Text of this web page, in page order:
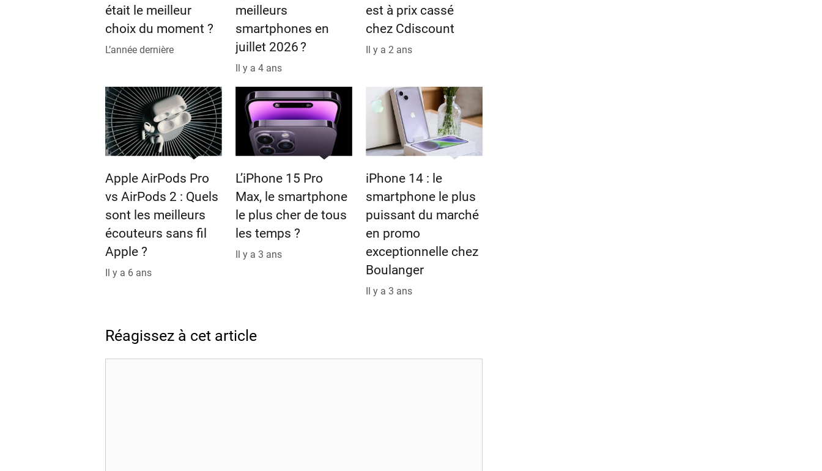
était le meilleur
choix du moment ?
L’année dernière
meilleurs
smartphones en
juillet 2026 ?
Il y a 4 ans
est à prix cassé
chez Cdiscount
Il y a 2 ans
Apple AirPods Pro
vs AirPods 2 : Quels
sont les meilleurs
écouteurs sans fil
Apple ?
Il y a 6 ans
L’iPhone 15 Pro
Max, le smartphone
le plus cher de tous
les temps ?
Il y a 3 ans
iPhone 14 : le
smartphone le plus
puissant du marché
en promo
exceptionnelle chez
Boulanger
Il y a 3 ans
Réagissez à cet article